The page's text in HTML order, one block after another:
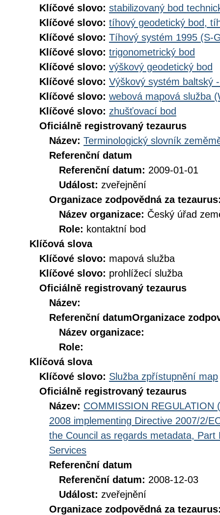
Klíčové slovo: stabilizovaný bod
Klíčové slovo: tíhový geodetický bod,
Klíčové slovo: Tíhový systém 1995 (S-
Klíčové slovo: trigonometrický bod
Klíčové slovo: výškový geodetický bod
Klíčové slovo: Výškový systém baltský
Klíčové slovo: webová mapová služba
Klíčové slovo: zhušťovací bod
Oficiálně registrovaný tezaurus
Název: Terminologický slovník
Referenční datum
Referenční datum: 2009-01-01
Událost: zveřejnění
Organizace zodpovědná za
Název organizace: Český úřad
Role: kontaktní bod
Klíčová slova
Klíčové slovo: mapová služba
Klíčové slovo: prohlížecí služba
Oficiálně registrovaný tezaurus
Název:
Referenční datumOrganizace
Název organizace:
Role:
Klíčová slova
Klíčové slovo: Služba zpřístupnění map
Oficiálně registrovaný tezaurus
Název: COMMISSION REGULATION
2008 implementing Directive 2007/2/
the Council as regards metadata,
Services
Referenční datum
Referenční datum: 2008-12-03
Událost: zveřejnění
Organizace zodpovědná za